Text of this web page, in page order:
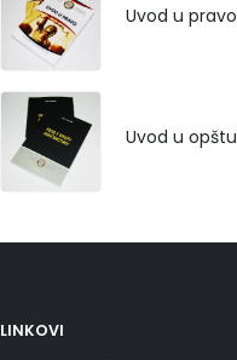
Uvod u pravo
LINKOVI